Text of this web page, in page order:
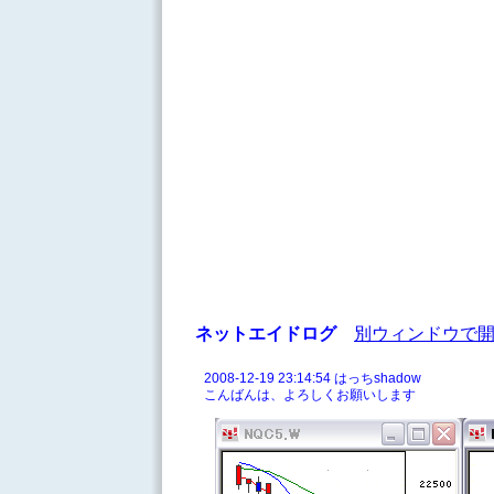
ネットエイドログ 別ウィンドウで